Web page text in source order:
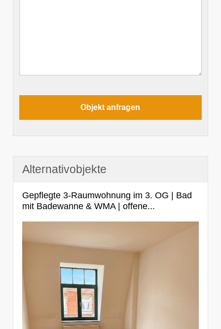
Alternativobjekte
Gepflegte 3-Raumwohnung im 3. OG | Bad
mit Badewanne & WMA | offene...